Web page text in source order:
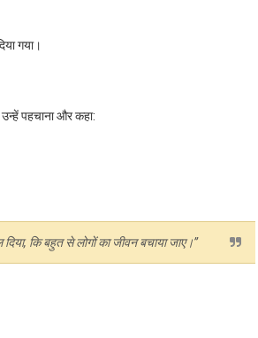
गया।
पहचाना और कहा:
कि बहुत से लोगों का जीवन बचाया जाए।”